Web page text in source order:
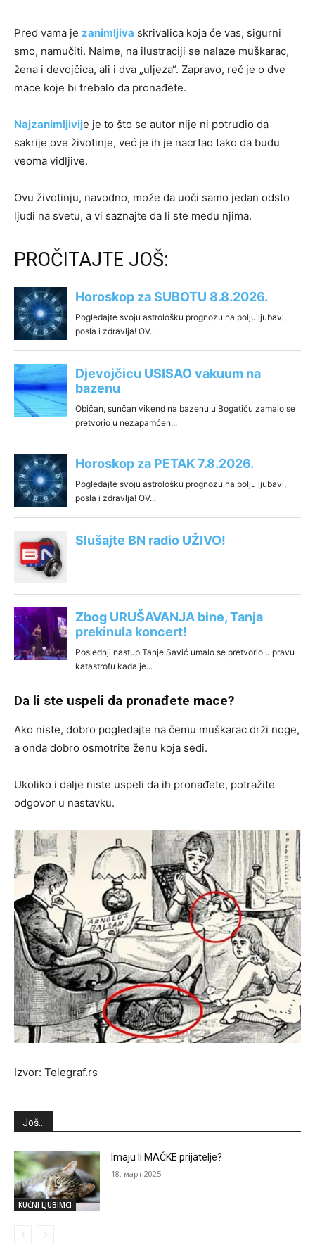
Pred vama je zanimljiva skrivalica koja će vas, sigurni
smo, namučiti. Naime, na ilustraciji se nalaze muškarac,
žena i devojčica, ali i dva „uljeza“. Zapravo, reč je o dve
mace koje bi trebalo da pronađete.
Najzanimljivije je to što se autor nije ni potrudio da
sakrije ove životinje, već je ih je nacrtao tako da budu
veoma vidljive.
Ovu životinju, navodno, može da uoči samo jedan odsto
ljudi na svetu, a vi saznajte da li ste među njima.
PROČITAJTE JOŠ:
Da li ste uspeli da pronađete mace?
Ako niste, dobro pogledajte na čemu muškarac drži noge,
a onda dobro osmotrite ženu koja sedi.
Ukoliko i dalje niste uspeli da ih pronađete, potražite
odgovor u nastavku.
Izvor: Telegraf.rs
Još...
KUĆNI LJUBIMCI
Imaju li MAČKE prijatelje?
18. март 2025.